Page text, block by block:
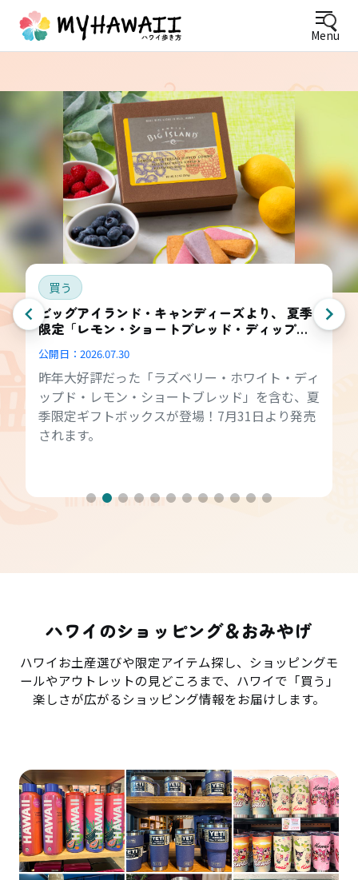
Menu
買う
ビッグアイランド・キャンディーズより、 夏季
限定「レモン・ショートブレッド・ディップ
公開日： 2026.07.30
昨年大好評だった「ラズベリー・ホワイト・ディ
ップド・レモン・ショートブレッド」を含む、夏
季限定ギフトボックスが登場！7月31日より発売
されます。
ハワイのショッピング＆おみやげ
ハワイお土産選びや限定アイテム探し、ショッピングモ
ールやアウトレットの見どころまで、ハワイで「買う」
楽しさが広がるショッピング情報をお届けします。